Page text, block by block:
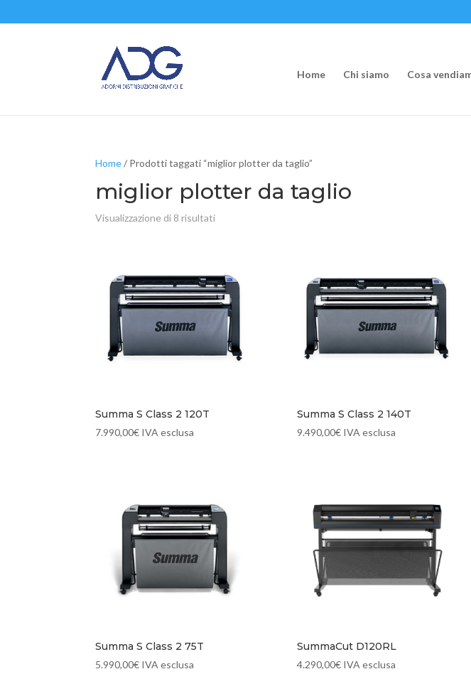
Home Chi siamo Cosa
Home/ Prodotti taggati “miglior plotter da taglio”
miglior plotter da taglio
Visualizzazione di 8 risultati
Summa S Class 2 120T
7.990,00€ IVA esclusa
Summa S Class 2 140T
9.490,00€ IVA esclusa
Summa S Class 2 75T
5.990,00€ IVA esclusa
SummaCut D120RL
4.290,00€ IVA esclusa